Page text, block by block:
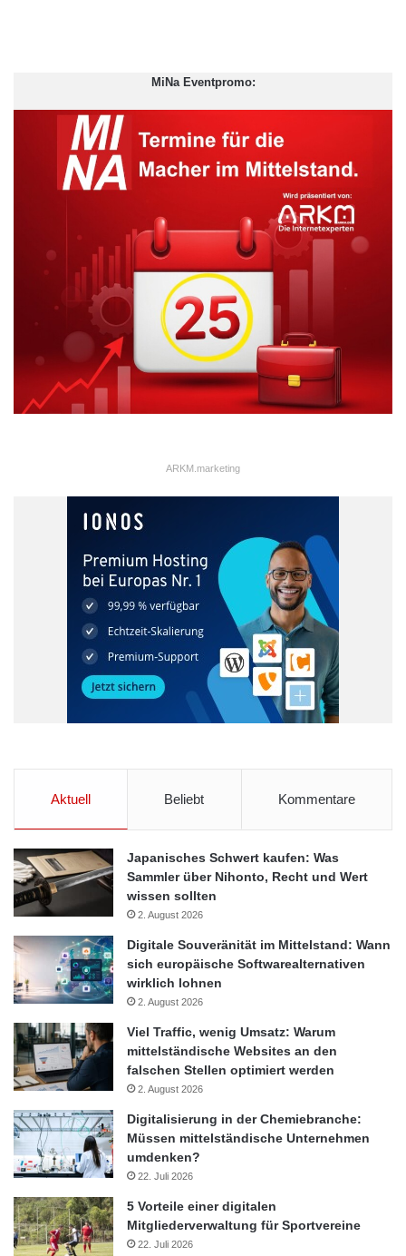
Die Lösung ermöglicht Bahnbetrieben Kosteneinsparungen, da
diese unabhängig vom Standort effizient mit ihre Arbeitern
kommunizieren können. Zugführer und Zugbegleiter müssen
nicht auf das Ende ihrer Schicht warten, um sich beim System
anzumelden, und können Verzögerungen oder das Schichtende
jederzeit von unterwegs direkt auf ihrem Smartphone eingeben.
Reinigungskräfte, welche in Zügen arbeiten, können
Informationen über den Zustand und die Verfügbarkeit der
Fahrzeuge in Echtzeit weitergeben.
Durch die bessere gemeinsame Planung kann ein Bahnbetrieb
seine Ressourcen basierend auf genauen Echtzeitdaten planen
und somit die Pünktlichkeit seiner Züge verbessern, während
die Betriebskosten gesenkt werden.
vorhandenen Ressourcenplanungssysteme sind jedoch
unzureichend mit Mobilgeräten integriert, die immer noch
hauptsächlich für die Sprachkommunikation verwendet werden.
Unsere umfassenden Kenntnisse in der Ressourcenplanung
erlauben uns, wichtige Daten, beispielsweise Dienstpläne,
Urlaubsanträge oder Verzögerungsmitteilungen, effizient zu
mobilisieren.“
Xavier Aubry, CEO Appear: „Die technische Herausforderung
Qnamic-Backends auch für mobile Anwender nutzbar macht.
Die Smartphone-Anwendung RailOpt Anywhere bietet im
Funktionalität für wichtige Ressourcenverwaltungsprozesse.
Dies resultiert in einer hohen Benutzerfreundlichkeit für die
mobilen Mitarbeiter und in effektiven Kosteneinsparungen für die
Bahnbetriebe.“
Bahnbetriebe können am Beta-Programm für RailOpt Anywhere
teilnehmen, indem sie sich vor dem 31. Januar 2012 auf
railopt@appearnetworks.com registrieren.
Ansprechpartner:
Alexander Throm, Appear
+41796673085
alexander.throm@appearnetworks.com
Orginal-Meldung:
MiNa Eventpromo:
ARKM.marketing
Aktuell Beliebt Kommentare
Japanisches Schwert kaufen: Was
Sammler über Nihonto, Recht und Wert
wissen sollten
2. August 2026
Digitale Souveränität im Mittelstand: Wann
sich europäische Softwarealternativen
wirklich lohnen
2. August 2026
Viel Traffic, wenig Umsatz: Warum
mittelständische Websites an den
falschen Stellen optimiert werden
2. August 2026
Digitalisierung in der Chemiebranche:
Müssen mittelständische Unternehmen
umdenken?
22. Juli 2026
5 Vorteile einer digitalen
Mitgliederverwaltung für Sportvereine
22. Juli 2026